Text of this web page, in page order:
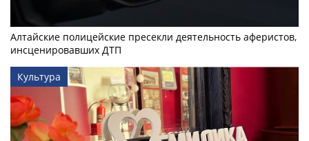
Алтайские полицейские пресекли деятельность аферистов,
инсценировавших ДТП
Культура